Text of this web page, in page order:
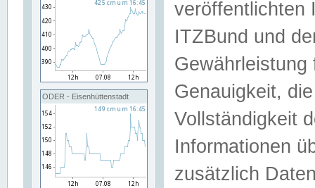
ODER - Eisenhüttenstadt
veröffentlichten
ITZBund und
Genauigkeit,
Vollständigkeit
Informationen
zusätzlich